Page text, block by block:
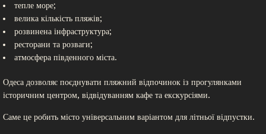
тепле море;
велика кількість пляжів;
розвинена інфраструктура;
ресторани та розваги;
атмосфера південного міста.
Одеса дозволяє поєднувати пляжний відпочинок із прогулянками
історичним центром, відвідуванням кафе та екскурсіями.
Саме це робить місто універсальним варіантом для літньої відпустки.